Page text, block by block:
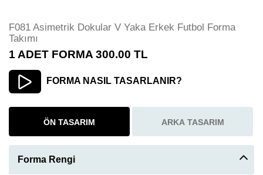
F081 Asimetrik Dokular V Yaka Erkek Futbol Forma
Takımı
1 ADET FORMA 300.00 TL
FORMA NASIL TASARLANIR?
ÖN TASARIM ARKA TASARIM
Forma Rengi